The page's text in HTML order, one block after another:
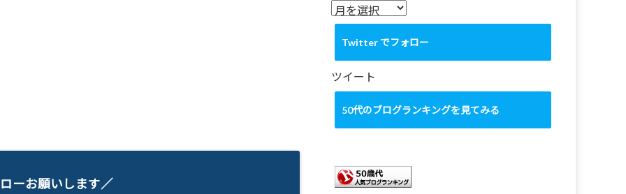
ーお願いします／
ー
ア
ー
イ
ブ
Twitter でフォロー
ツイート
50代のブログランキングを見てみる